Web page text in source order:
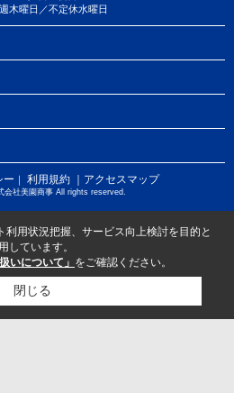
木曜日／不定休水曜日
ー ｜ 利用規約 ｜アクセスマップ
会社美園商事 All rights reserved.
用状況把握、サービス向上検討を目的と
しています。
いについて」 をご確認ください。
閉じる